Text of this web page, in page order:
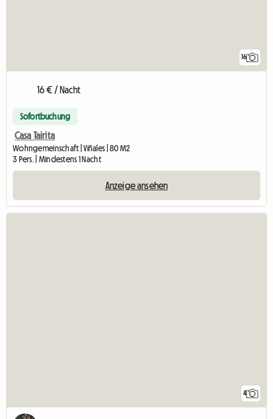
16
16 € / Nacht
Sofortbuchung
Casa Tairita
Wohngemeinschaft | Viñales | 80 M2
3 Pers. | Mindestens 1 Nacht
Anzeige ansehen
4